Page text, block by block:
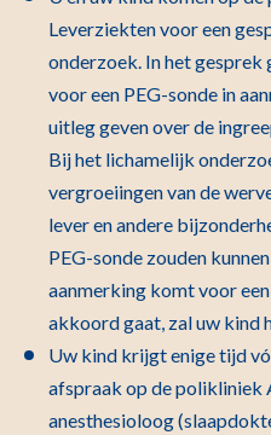
Leverziekten voor een
onderzoek. In het gesprek
voor een PEG-sonde in
uitleg geven over de
Bij het lichamelijk
vergroeiingen van de
lever en andere
PEG-sonde zouden
aanmerking komt voor
akkoord gaat, zal uw kind
Uw kind krijgt enige tijd
afspraak op de polikliniek
anesthesioloog